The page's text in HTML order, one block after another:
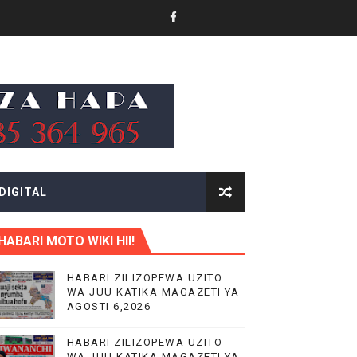
NA UCHUMI TANZANIA
TAIFA
EACOP
MOTO WIKI HII!
HABARI ZILIZOPEWA UZITO
WA JUU KATIKA MAGAZETI YA
AGOSTI 6,2026
HABARI ZILIZOPEWA UZITO